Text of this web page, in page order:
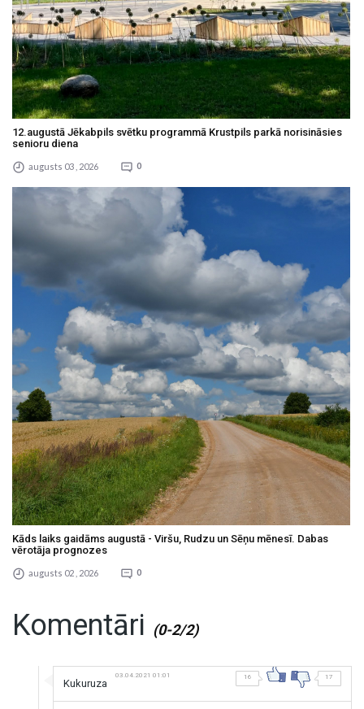
12.augustā Jēkabpils svētku programmā Krustpils parkā norisināsies
senioru diena
augusts 03 , 2026 0
Kāds laiks gaidāms augustā - Viršu, Rudzu un Sēņu mēnesī. Dabas
vērotāja prognozes
augusts 02 , 2026 0
Komentāri (0-2/2)
Kukuruza
03.04.2021 01:01 16 17